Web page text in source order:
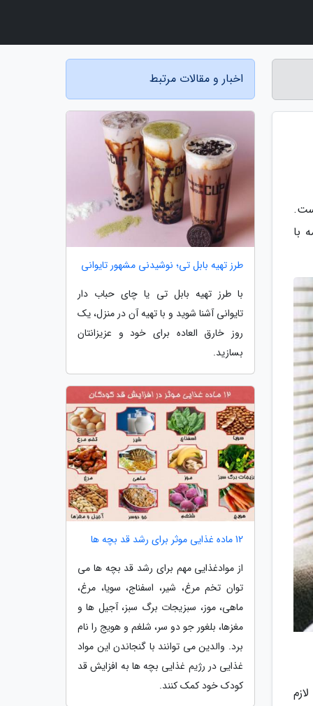
با
اخبار و مقالات مرتبط
طرز تهیه بابل تی؛ نوشیدنی مشهور تایوانی
با طرز تهیه بابل تی یا چای حباب دار
تایوانی آشنا شوید و با تهیه آن در منزل، یک
روز خارق العاده برای خود و عزیزانتان
بسازید.
12 ماده غذایی موثر برای رشد قد بچه ها
از موادغذایی مهم برای رشد قد بچه ها می
توان تخم مرغ، شیر، اسفناج، سویا، مرغ،
ماهی، موز، سبزیجات برگ سبز، آجیل ها و
مغزها، بلغور جو دو سر، شلغم و هویج را نام
برد. والدین می توانند با گنجاندن این مواد
غذایی در رژیم غذایی بچه ها به افزایش قد
کودک خود کمک کنند.